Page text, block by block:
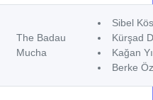
The Badau
Mucha
Sibel
Kürşad
Kağan
Berke